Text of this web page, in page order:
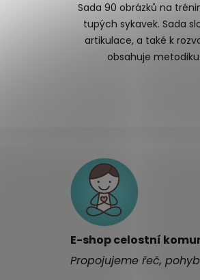
Sada 90 obrázků na
tupých sykavek. Sada
artikulace, a také k
obsahuje
E-shop celostní
Propojujeme řeč,